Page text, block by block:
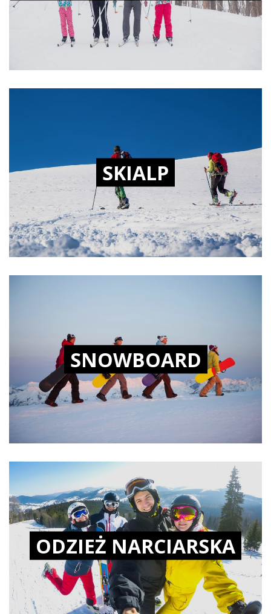
SKIALP
SNOWBOARD
ODZIEŻ NARCIARSKA